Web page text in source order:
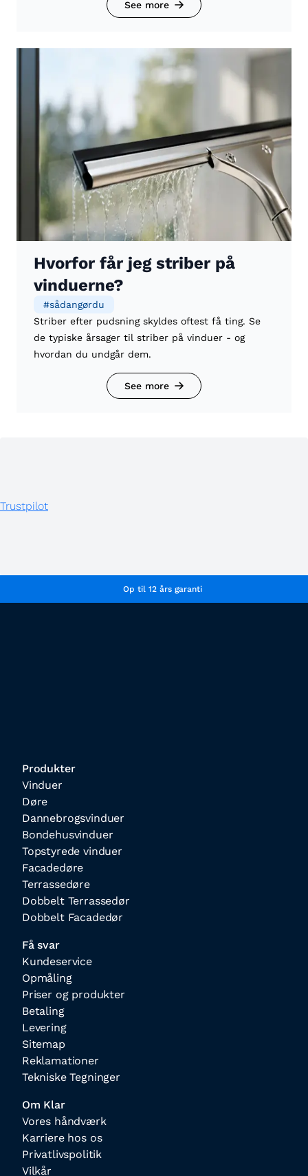
See more
Hvorfor får jeg striber på
vinduerne?
#sådangørdu
Striber efter pudsning skyldes oftest få ting. Se
de typiske årsager til striber på vinduer - og
hvordan du undgår dem.
See more
Trustpilot
Op til 12 års garanti
Produkter
Vinduer
Døre
Dannebrogsvinduer
Bondehusvinduer
Topstyrede vinduer
Facadedøre
Terrassedøre
Dobbelt Terrassedør
Dobbelt Facadedør
Få svar
Kundeservice
Opmåling
Priser og produkter
Betaling
Levering
Sitemap
Reklamationer
Tekniske Tegninger
Om Klar
Vores håndværk
Karriere hos os
Privatlivspolitik
Vilkår